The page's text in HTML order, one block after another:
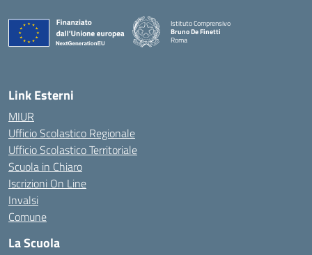
Istituto Comprensivo
Bruno De Finetti
Roma
Link Esterni
MIUR
Ufficio Scolastico Regionale
Ufficio Scolastico Territoriale
Scuola in Chiaro
Iscrizioni On Line
Invalsi
Comune
La Scuola